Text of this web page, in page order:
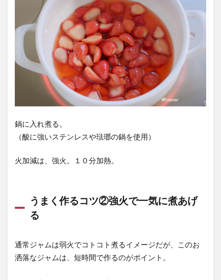
鍋に入れ煮る。
（酸に強いステンレスや琺瑯の鍋を使用）
火加減は、強火。１０分加熱。
うまく作るコツ②強火で一気に煮あげ
る
通常ジャムは弱火でコトコト煮るイメージだが、このお
洒落なジャムは、短時間で作るのがポイント。